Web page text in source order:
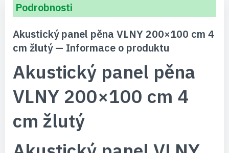
Podrobnosti
Akustický panel pěna VLNY 200×100 cm 4
cm žlutý — Informace o produktu
Akustický panel pěna
VLNY 200×100 cm 4
cm žlutý